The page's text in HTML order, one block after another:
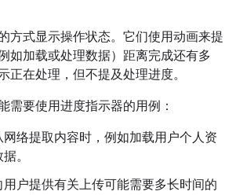
方式显示操作状态。它们使用动画来提
如加载或处理数据）距离完成还有多
正在处理，但不提及处理进度。
需要使用进度指示器的用例：
网络提取内容时，例如加载用户个人资
。
用户提供有关上传可能需要多长时间的